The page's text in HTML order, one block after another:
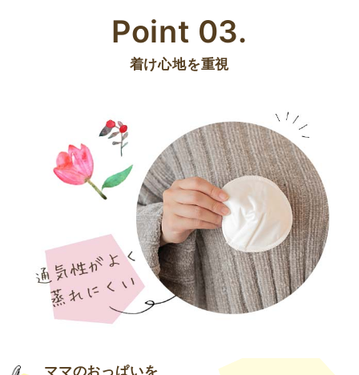
Point 03.
着け心地を重視
ママのおっぱいを